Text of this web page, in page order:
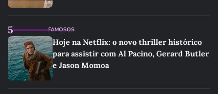
5 FAMOSOS
Hoje na Netflix: o novo thriller histórico
para assistir com Al Pacino, Gerard Butler
e Jason Momoa